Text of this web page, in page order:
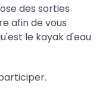
des sorties
afin de vous
le kayak d'eau